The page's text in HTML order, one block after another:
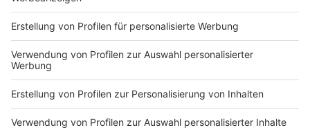
Fehlalarme nicht ausgeschlossen
Anzeige
Da die Bluetooth-Technik nicht für das Messen von
Abständen entwickelt wurde, wird es sicherlich auch
Fehlalarme geben. Es kann zum Beispiel sein, dass sich